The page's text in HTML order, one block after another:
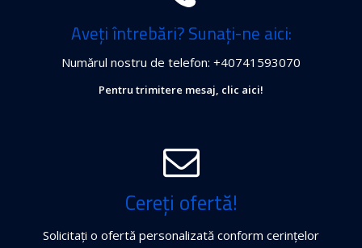
Aveți întrebări? Sunați-ne aici:
Numărul nostru de telefon: +40741593070
Pentru trimitere mesaj, clic aici!
Cereți ofertă!
Solicitați o ofertă personalizată conform cerințelor